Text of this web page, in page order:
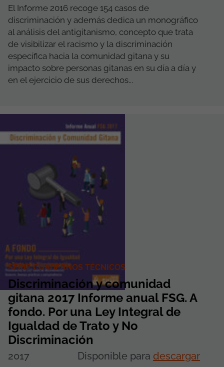
El Informe 2016 recoge 154 casos de
discriminación y además dedica un monográfico
al análisis del antigitanismo, concepto que trata
de visibilizar el racismo y la discriminación
específica hacia la comunidad gitana y su
impacto sobre personas gitanas en su día a día y
en el ejercicio de sus derechos...
SERIE CUADERNOS TÉCNICOS
Discriminación y comunidad
gitana 2017 Informe anual FSG. A
fondo. Por una Ley Integral de
Igualdad de Trato y No
Discriminación
2017 Disponible para descargar